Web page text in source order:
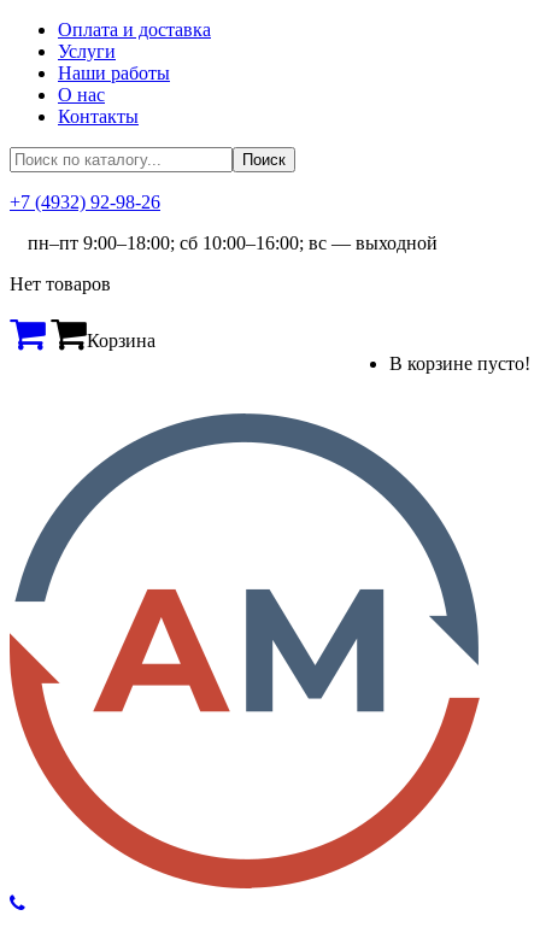
Оплата и доставка
Услуги
Наши работы
О нас
Контакты
+7 (4932) 92-98-26
пн–пт 9:00–18:00; сб 10:00–16:00; вс — выходной
Нет товаров
Корзина
В корзине пусто!